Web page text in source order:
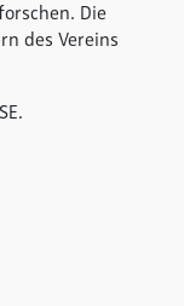
Die
des Vereins